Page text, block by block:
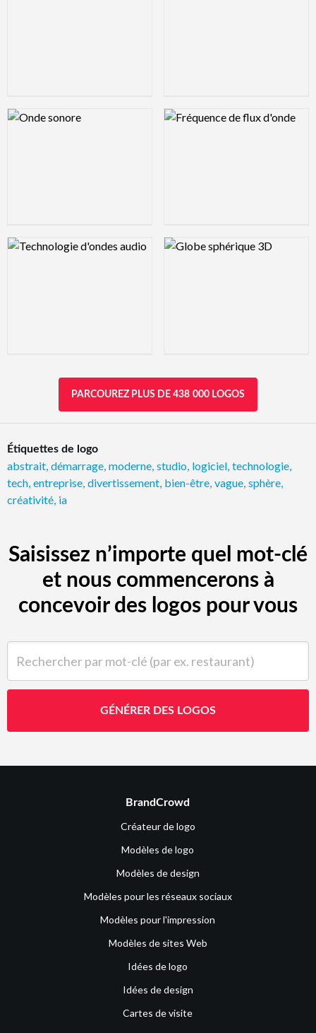
Logo Preview Image Logo Preview Image
Logo Preview Image Logo Preview Image
PARCOUREZ PLUS DE 438 000 LOGOS
Étiquettes de logo
abstrait démarrage moderne studio logiciel technologie
tech entreprise divertissement bien-être vague sphère
créativité ia
Saisissez n’importe quel mot-clé
et nous commencerons à
concevoir des logos pour vous
GÉNÉRER DES LOGOS
BrandCrowd
Créateur de logo
Modèles de logo
Modèles de design
Modèles pour les réseaux sociaux
Modèles pour l'impression
Modèles de sites Web
Idées de logo
Idées de design
Cartes de visite